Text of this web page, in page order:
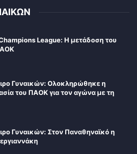
League: Η μετάδοση του
Γυναικών: Ολοκληρώθηκε η
του ΠΑΟΚ για τον αγώνα με τη
Γυναικών: Στον Παναθηναϊκό η